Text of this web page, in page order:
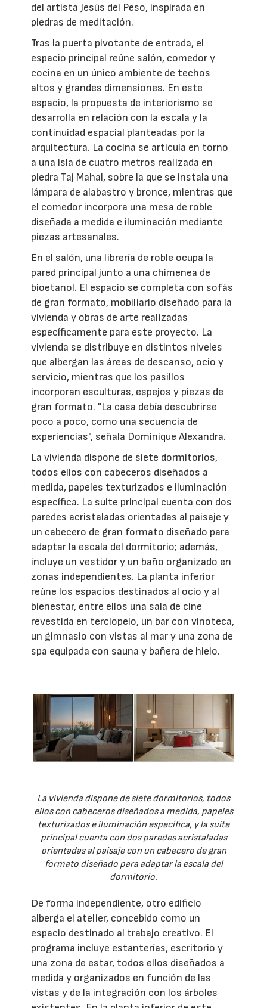
del artista Jesús del Peso, inspirada en
piedras de meditación.
Tras la puerta pivotante de entrada, el
espacio principal reúne salón, comedor y
cocina en un único ambiente de techos
altos y grandes dimensiones. En este
espacio, la propuesta de interiorismo se
desarrolla en relación con la escala y la
continuidad espacial planteadas por la
arquitectura. La cocina se articula en torno
a una isla de cuatro metros realizada en
piedra Taj Mahal, sobre la que se instala una
lámpara de alabastro y bronce, mientras que
el comedor incorpora una mesa de roble
diseñada a medida e iluminación mediante
piezas artesanales.
En el salón, una librería de roble ocupa la
pared principal junto a una chimenea de
bioetanol. El espacio se completa con sofás
de gran formato, mobiliario diseñado para la
vivienda y obras de arte realizadas
específicamente para este proyecto. La
vivienda se distribuye en distintos niveles
que albergan las áreas de descanso, ocio y
servicio, mientras que los pasillos
incorporan esculturas, espejos y piezas de
gran formato. "La casa debía descubrirse
poco a poco, como una secuencia de
experiencias", señala Dominique Alexandra.
La vivienda dispone de siete dormitorios,
todos ellos con cabeceros diseñados a
medida, papeles texturizados e iluminación
específica. La suite principal cuenta con dos
paredes acristaladas orientadas al paisaje y
un cabecero de gran formato diseñado para
adaptar la escala del dormitorio; además,
incluye un vestidor y un baño organizado en
zonas independientes. La planta inferior
reúne los espacios destinados al ocio y al
bienestar, entre ellos una sala de cine
revestida en terciopelo, un bar con vinoteca,
un gimnasio con vistas al mar y una zona de
spa equipada con sauna y bañera de hielo.
La vivienda dispone de siete dormitorios, todos
ellos con cabeceros diseñados a medida, papeles
texturizados e iluminación específica, y la suite
principal cuenta con dos paredes acristaladas
orientadas al paisaje con un cabecero de gran
formato diseñado para adaptar la escala del
dormitorio.
De forma independiente, otro edificio
alberga el atelier, concebido como un
espacio destinado al trabajo creativo. El
programa incluye estanterías, escritorio y
una zona de estar, todos ellos diseñados a
medida y organizados en función de las
vistas y de la integración con los árboles